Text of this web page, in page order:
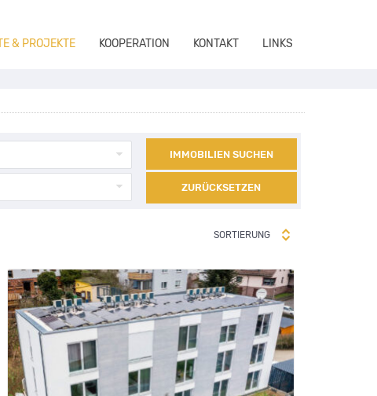
& PROJEKTE KOOPERATION KONTAKT LINKS
IMMOBILIEN SUCHEN
ZURÜCKSETZEN
SORTIERUNG